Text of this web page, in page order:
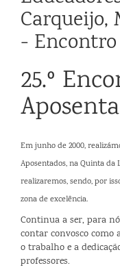
Carqueijo,
-
25.º
Em junho de 2000,
Aposentados, na Quinta da
realizaremos, sendo, por
zona de excelência.
Continua a ser, para
contar convosco como
o trabalho e a
professores.